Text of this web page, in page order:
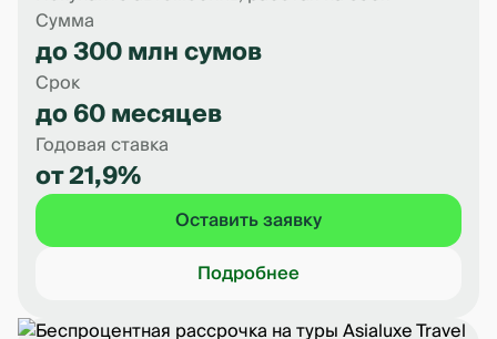
Сумма
до 300 млн сумов
Срок
до 60 месяцев
Годовая ставка
от 21,9%
Оставить заявку
Подробнее